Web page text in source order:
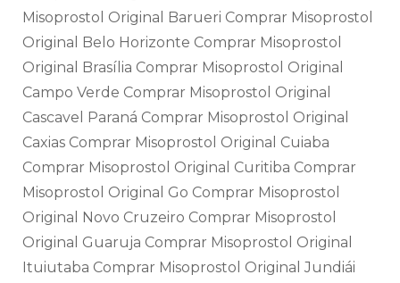
Misoprostol Original Barueri Comprar Misoprostol
Original Belo Horizonte Comprar Misoprostol
Original Brasília Comprar Misoprostol Original
Campo Verde Comprar Misoprostol Original
Cascavel Paraná Comprar Misoprostol Original
Caxias Comprar Misoprostol Original Cuiaba
Comprar Misoprostol Original Curitiba Comprar
Misoprostol Original Go Comprar Misoprostol
Original Novo Cruzeiro Comprar Misoprostol
Original Guaruja Comprar Misoprostol Original
Ituiutaba Comprar Misoprostol Original Jundiái